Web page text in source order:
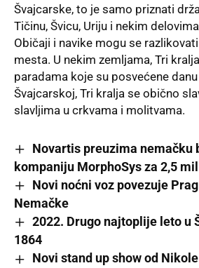
Švajcarske, to je samo priznati
Tičinu, Švicu, Uriju i nekim
Običaji i navike mogu se
mesta. U nekim zemljama, Tri
paradama koje su posvećene danu
Švajcarskoj, Tri kralja se obično
slavljima u crkvama i molitvama.
Novartis preuzima nemačku
kompaniju MorphoSys za 2,5
Novi noćni voz povezuje
Nemačke
2022. Drugo najtoplije leto u
1864
Novi stand up show od